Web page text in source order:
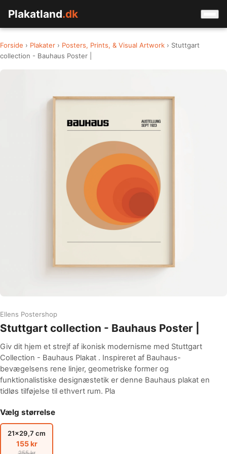
Plakatland.dk
Forside › Plakater › Posters, Prints, & Visual Artwork › Stuttgart
collection - Bauhaus Poster |
Ellens Postershop
Stuttgart collection - Bauhaus Poster |
Giv dit hjem et strejf af ikonisk modernisme med Stuttgart
Collection - Bauhaus Plakat . Inspireret af Bauhaus-
bevægelsens rene linjer, geometriske former og
funktionalistiske designæstetik er denne Bauhaus plakat en
tidløs tilføjelse til ethvert rum. Pla
Vælg størrelse
21x29,7 cm
155 kr